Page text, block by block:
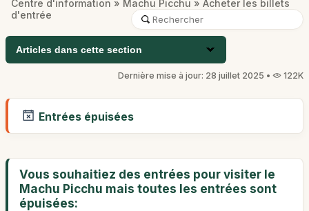
Centre d'information » Machu Picchu » Acheter les billets
d'entrée
Articles dans cette section
Dernière mise à jour: 28 juillet 2025 • 122K
Entrées épuisées
Vous souhaitiez des entrées pour visiter le
Machu Picchu mais toutes les entrées sont
épuisées: